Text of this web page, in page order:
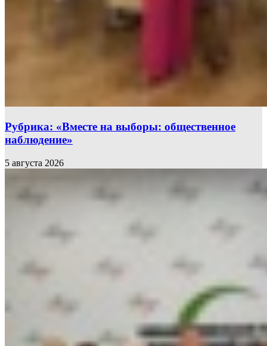
Рубрика: «Вместе на выборы: общественное
наблюдение»
5 августа 2026